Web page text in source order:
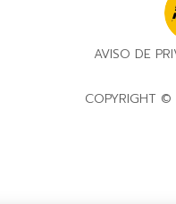
AVISO DE
COPYRIGHT ©